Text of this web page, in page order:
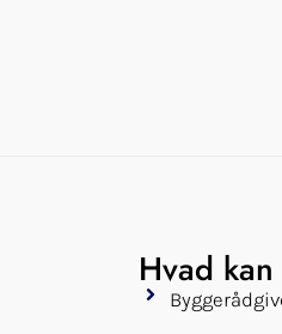
Hvad